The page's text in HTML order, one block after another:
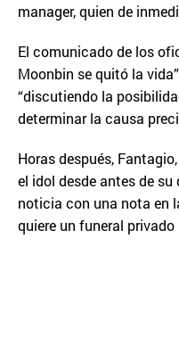
manager, quien de
El comunicado de los
Moonbin se quitó la
“discutiendo la
determinar la causa
Horas después,
el idol desde antes de
noticia con una nota en
quiere un funeral